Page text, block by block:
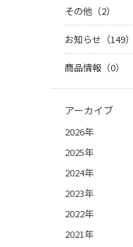
その他（2）
お知らせ（149）
商品情報（0）
アーカイブ
2026年
2025年
2024年
2023年
2022年
2021年